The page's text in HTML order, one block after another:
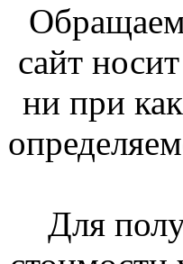
сайт
ни при
Для